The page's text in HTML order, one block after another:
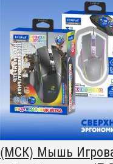
(МСК) Мышь